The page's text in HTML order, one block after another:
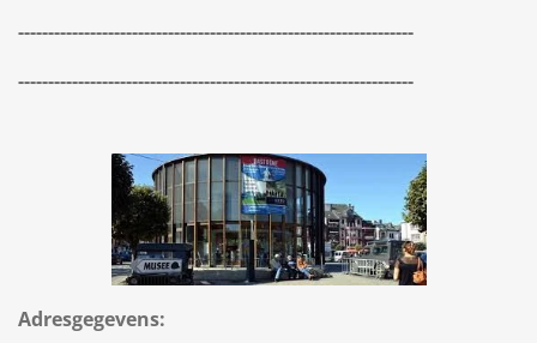
------------------------------------------------------------------
------------------------------------------------------------------
Adresgegevens: